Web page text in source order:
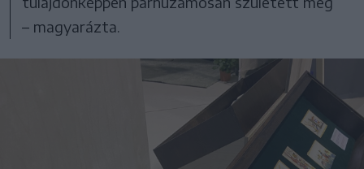
– magyarázta.